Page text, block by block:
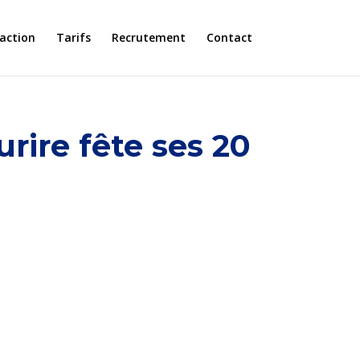
Tarifs Recrutement Contact
fête ses 20